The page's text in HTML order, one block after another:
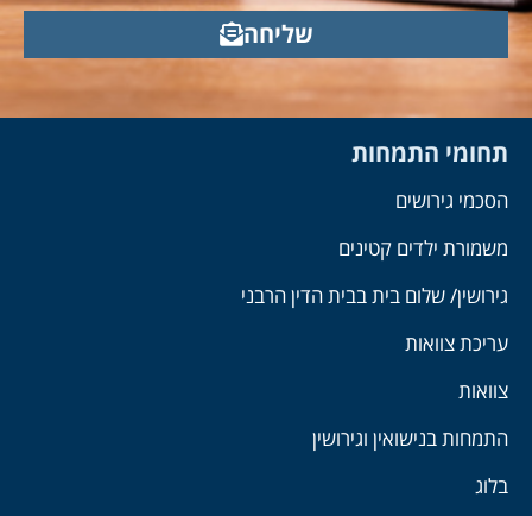
שליחה
תחומי התמחות
הסכמי גירושים
משמורת ילדים קטינים
גירושין/ שלום בית בבית הדין הרבני
עריכת צוואות
צוואות
התמחות בנישואין וגירושין
בלוג